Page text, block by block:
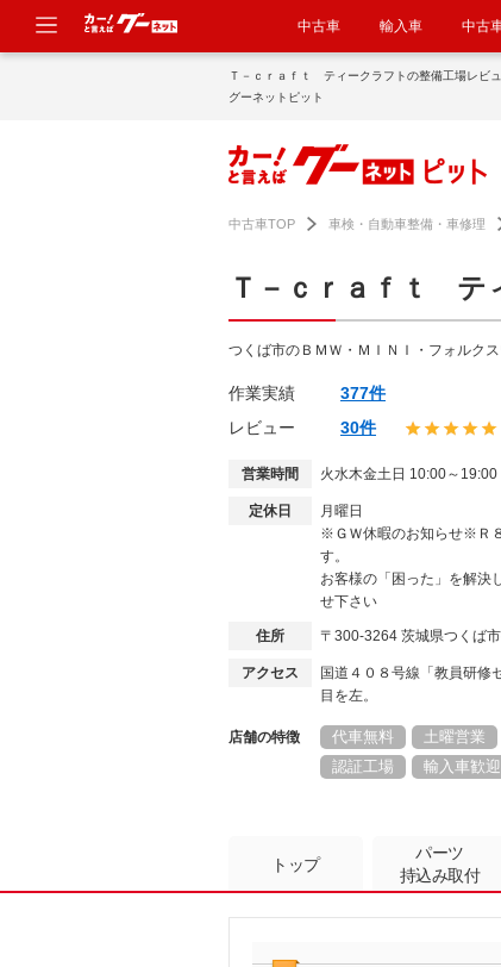
中古車 輸入車 中古
Ｔ－ｃｒａｆｔ ティークラフトの整備工場レビ
グーネットピット
中古車TOP 車検・自動車整備・車修理
Ｔ－ｃｒａｆｔ テ
つくば市のＢＭＷ・ＭＩＮＩ・フォルク
作業実績
377件
レビュー
30件
営業時間 火水木金土日 10:00～19:00
定休日
月曜日
※ＧＷ休暇のお知らせ※Ｒ
す。
お客様の「困った」を解決
せ下さい
住所 〒300-3264 茨城県つくば
アクセス
国道４０８号線「教員研修
目を左。
店舗の特徴 代車無料 土曜営業
認証工場
輸入車歓迎
トップ
パーツ
持込み取付